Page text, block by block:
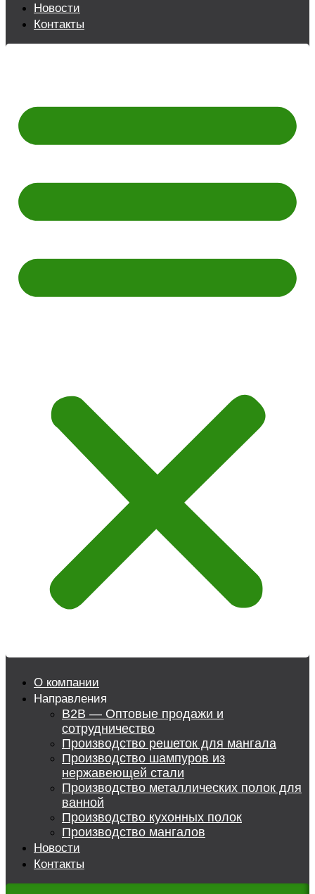
Новости
Контакты
О компании
Направления
B2B — Оптовые продажи и
сотрудничество
Производство решеток для мангала
Производство шампуров из
нержавеющей стали
Производство металлических полок для
ванной
Производство кухонных полок
Производство мангалов
Новости
Контакты